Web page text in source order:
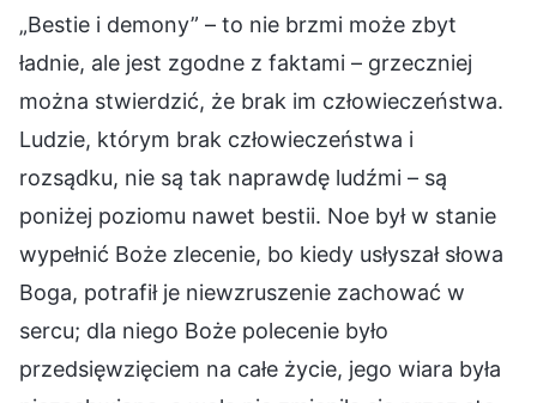
„Bestie i demony” – to nie brzmi może zbyt
ładnie, ale jest zgodne z faktami – grzeczniej
można stwierdzić, że brak im człowieczeństwa.
Ludzie, którym brak człowieczeństwa i
rozsądku, nie są tak naprawdę ludźmi – są
poniżej poziomu nawet bestii. Noe był w stanie
wypełnić Boże zlecenie, bo kiedy usłyszał słowa
Boga, potrafił je niewzruszenie zachować w
sercu; dla niego Boże polecenie było
przedsięwzięciem na całe życie, jego wiara była